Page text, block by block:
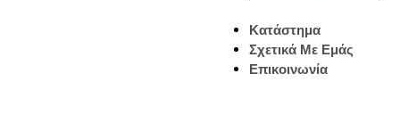
Κατάστημα
Σχετικά Με Εμάς
Επικοινωνία